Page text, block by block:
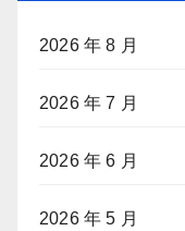
2026 年 8 月
2026 年 7 月
2026 年 6 月
2026 年 5 月